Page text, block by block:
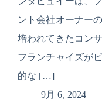
ント会社オーナー
培われてきたコン
フランチャイズが
的な […]
9月 6, 2024